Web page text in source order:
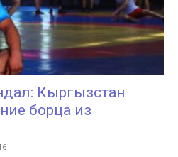
Кыргызстан
борца из